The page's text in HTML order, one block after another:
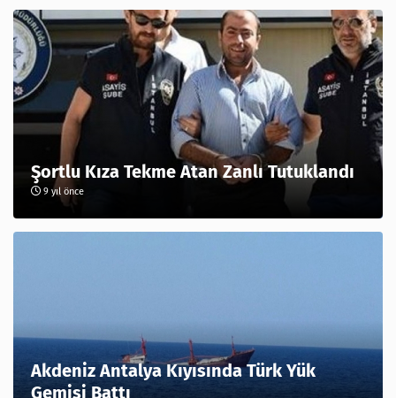
Şortlu Kıza Tekme Atan Zanlı Tutuklandı
9 yıl önce
Akdeniz Antalya Kıyısında Türk Yük
Gemisi Battı